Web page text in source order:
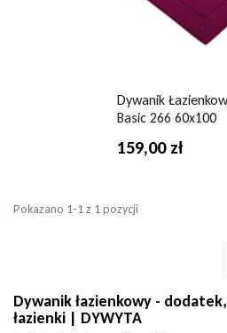
Dywanik
Basic 266 60x100
159,00 zł
Pokazano 1-1 z 1 pozycji
Dywanik łazienkowy -
łazienki | DYWYTA